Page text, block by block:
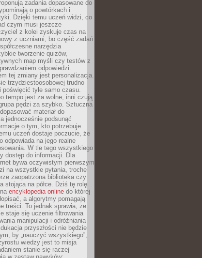
zadania dopasowane do
o powtórkach i
Dzięki temu uczeń widzi, co
czym musi jeszcze
z kolei zyskuje czas na
z uczniami, bo część zadań
narzędzia
tworzenie quizów,
map myśli czy testów z
odpowiedzi.
tej zmiany jest personalizacja.
trzydziestoosobowej trudno
poświęcić tyle samo czasu.
tempo jest za wolne, inni czują
pędzi za szybko. Sztuczna
materiał do
jednocześnie podsunąć
o tym, kto potrzebuje
uczeń dostaje poczucie, że
odpowiada na jego realne
W tle tego wszystkiego
dostęp do informacji. Dla
bywa oczywistym pierwszym
na wszystkie pytania, trochę
zaopatrzona biblioteka czy
stojąca na półce. Dziś tę rolę
encyklopedia online do której
a algorytmy pomagają
treści. To jednak sprawia, że
staje się uczenie filtrowania
manipulacji i odróżniania
przyszłości nie będzie
by „nauczyć wszystkiego”,
wiedzy jest to misja
stanie się raczej